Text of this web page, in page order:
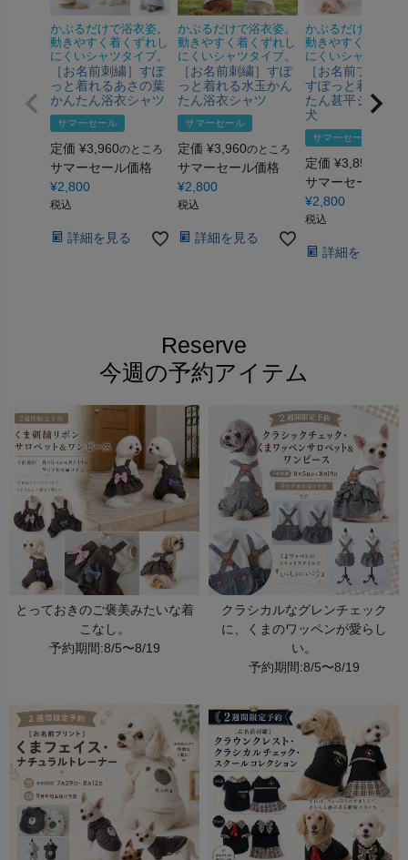
かぶるだけで浴衣姿。
動きやすく着くずれし
にくいシャツタイプ。
［お名前刺繍］すぽ
っと着れるあさの葉
かんたん浴衣シャツ
サマーセール
定価 ¥3,960のところ
サマーセール価格
¥2,800
税込
詳細を見る
かぶるだけで浴衣姿。
動きやすく着くずれし
にくいシャツタイプ。
［お名前刺繍］すぽ
っと着れる水玉かん
たん浴衣シャツ
サマーセール
定価 ¥3,960のところ
サマーセール価格
¥2,800
税込
詳細を見る
かぶるだけで甚平
動きやすく着くず
にくいシャツタイ
［お名前プリン
すぽっと着れる
たん甚平シャツ
犬
サマーセール
定価 ¥3,850
サマーセール価格
¥2,800
税込
詳細を見る
Reserve
今週の予約アイテム
とっておきのご褒美みたいな着
こなし。
予約期間:8/5〜8/19
クラシカルなグレンチェック
に、くまのワッペンが愛らし
い。
予約期間:8/5〜8/19